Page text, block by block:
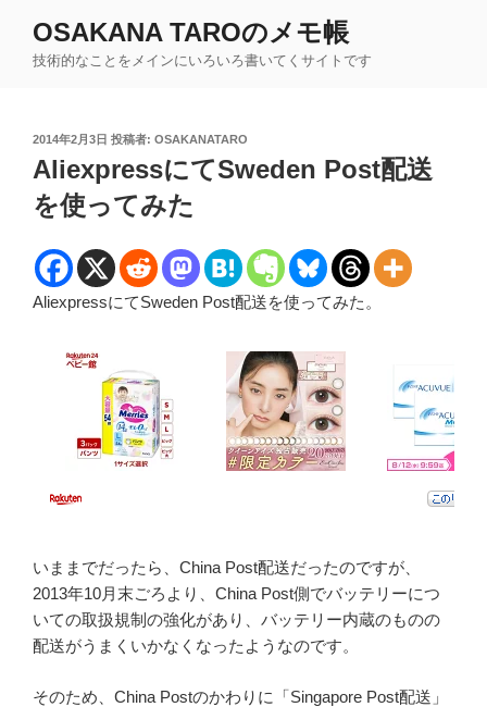
OSAKANA TAROのメモ帳
技術的なことをメインにいろいろ書いてくサイトです
投
稿
日:
2014年2月3日 投稿者: OSAKANATARO
AliexpressにてSweden Post配送
を使ってみた
AliexpressにてSweden Post配送を使ってみた。
いままでだったら、China Post配送だったのですが、
2013年10月末ごろより、China Post側でバッテリーにつ
いての取扱規制の強化があり、バッテリー内蔵のものの
配送がうまくいかなくなったようなのです。
そのため、China Postのかわりに「Singapore Post配送」